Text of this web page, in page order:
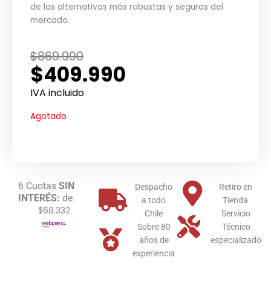
de las alternativas más robustas y seguras del
mercado.
$869.990
El
precio
original
$869.990.
$409.990
El
precio
actual
$409.990.
IVA incluido
Agotado
6 Cuotas SIN
INTERÉS: de
$68.332
Despacho
a todo
Chile
Sobre 80
años de
experiencia
Retiro en
Tienda
Servicio
Técnico
especializado